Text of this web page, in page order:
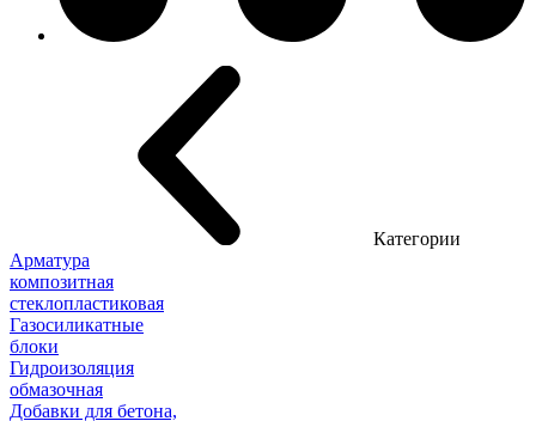
Категории
Арматура
композитная
стеклопластиковая
Газосиликатные
блоки
Гидроизоляция
обмазочная
Добавки для бетона,